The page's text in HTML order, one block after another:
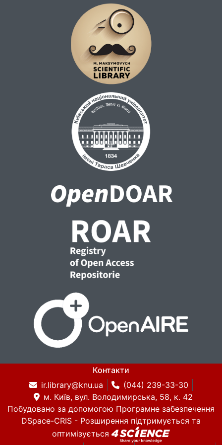
Контакти
ir.library@knu.ua
(044) 239-33-30
м. Київ, вул. Володимирська, 58, к. 42
Побудовано за допомогою Програмне забезпечення
DSpace-CRIS - Розширення підтримується та
оптимізується